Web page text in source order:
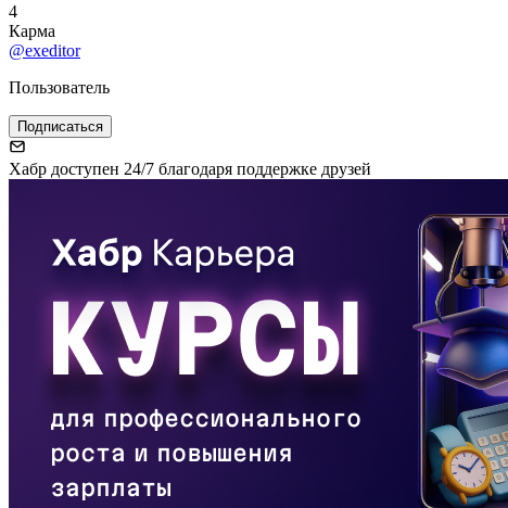
4
Карма
@exeditor
Пользователь
Подписаться
Хабр доступен 24/7 благодаря поддержке друзей